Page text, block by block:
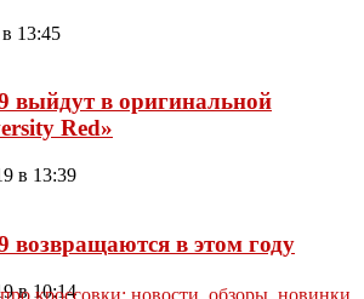
13:45
выйдут в оригинальной
Red»
в 13:39
возвращаются в этом году
в 10:14